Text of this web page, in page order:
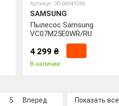
Артикул: 00-00049286
SAMSUNG
Пылесос Samsung
VC07M25E0WR/RU
4 299 ₴
В наличии
5 Вперед Показать все